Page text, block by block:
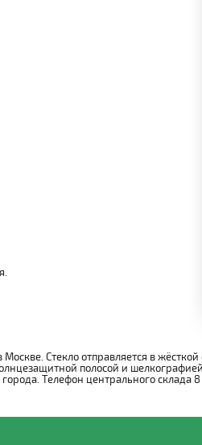
Стекло отправляется в
полосой и
Телефон центрального склада